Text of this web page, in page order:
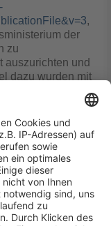
,
der
zu
auszurichten und
dazu wurden mit
neu
der Ex-
Zugang ist
Kosten
wird